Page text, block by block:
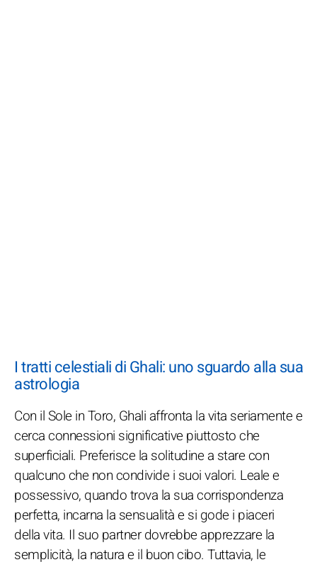
I tratti celestiali di Ghali: uno sguardo alla sua
astrologia
Con il Sole in Toro, Ghali affronta la vita seriamente e
cerca connessioni significative piuttosto che
superficiali. Preferisce la solitudine a stare con
qualcuno che non condivide i suoi valori. Leale e
possessivo, quando trova la sua corrispondenza
perfetta, incarna la sensualità e si gode i piaceri
della vita. Il suo partner dovrebbe apprezzare la
semplicità, la natura e il buon cibo. Tuttavia, le